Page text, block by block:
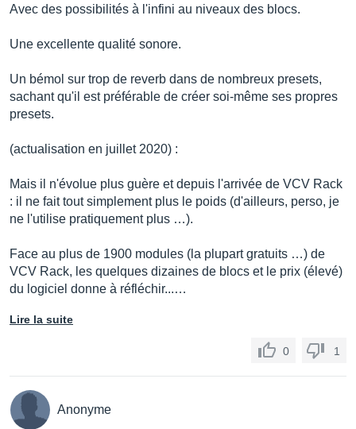
Avec des possibilités à l'infini au niveaux des blocs.
Une excellente qualité sonore.
Un bémol sur trop de reverb dans de nombreux presets,
sachant qu'il est préférable de créer soi-même ses propres
presets.
(actualisation en juillet 2020) :
Mais il n'évolue plus guère et depuis l'arrivée de VCV Rack
: il ne fait tout simplement plus le poids (d'ailleurs, perso, je
ne l'utilise pratiquement plus …).
Face au plus de 1900 modules (la plupart gratuits …) de
VCV Rack, les quelques dizaines de blocs et le prix (élevé)
du logiciel donne à réfléchir...…
Lire la suite
0 1
Anonyme